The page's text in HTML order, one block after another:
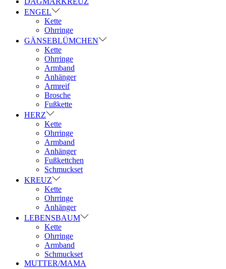
ENGEL
Kette
Ohrringe
GÄNSEBLÜMCHEN
Kette
Ohrringe
Armband
Anhänger
Armreif
Brosche
Fußkette
HERZ
Kette
Ohrringe
Armband
Anhänger
Fußkettchen
Schmuckset
KREUZ
Kette
Ohrringe
Anhänger
LEBENSBAUM
Kette
Ohrringe
Armband
Schmuckset
MUTTER/MAMA